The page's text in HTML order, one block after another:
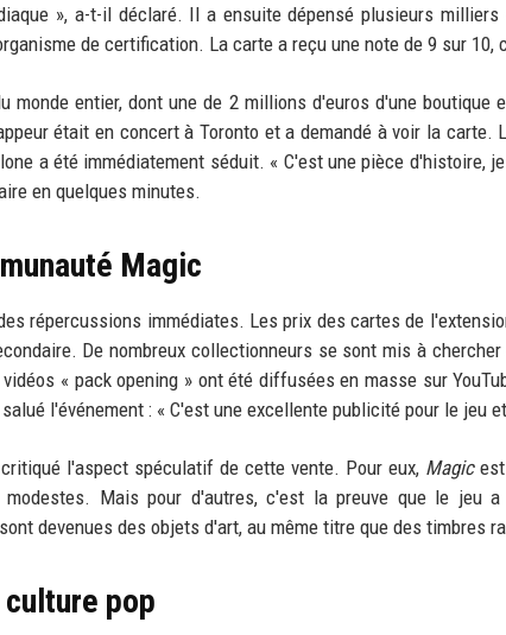
», a-t-il déclaré. Il a ensuite dépensé plusieurs
de certification. La carte a reçu une note de 9 sur 10,
monde entier, dont une de 2 millions d'euros d'une boutique
était en concert à Toronto et a demandé à voir la carte.
a été immédiatement séduit. « C'est une pièce d'histoire,
en quelques minutes.
Magic
répercussions immédiates. Les prix des cartes de
De nombreux collectionneurs se sont mis à
« pack opening » ont été diffusées en masse sur
l'événement : « C'est une excellente publicité pour le jeu
l'aspect spéculatif de cette vente. Pour eux, Magicest
Mais pour d'autres, c'est la preuve que le jeu
devenues des objets d'art, au même titre que des timbres
pop